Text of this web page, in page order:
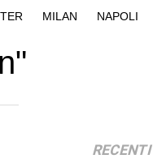
MILAN NAPOLI
RECENTI